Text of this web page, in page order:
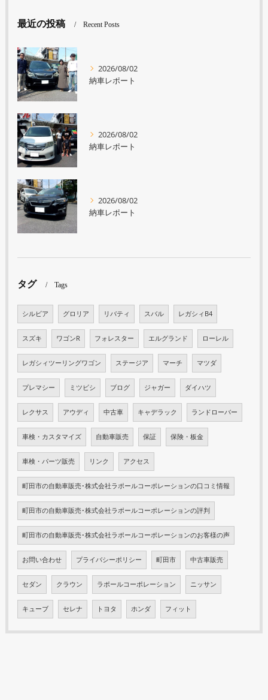
最近の投稿 Recent Posts
2026/08/02
納車レポート
2026/08/02
納車レポート
2026/08/02
納車レポート
タグ Tags
シルビア グロリア リバティ スバル レガシィB4
スズキ ワゴンR フォレスター エルグランド ローレル
レガシィツーリングワゴン ステージア マーチ マツダ
プレマシー ミツビシ ブログ ジャガー ダイハツ
レクサス アウディ 中古車 キャデラック ランドローバー
車検・カスタマイズ 自動車販売 保証 保険・板金
車検・パーツ販売 リンク アクセス
町田市の自動車販売･株式会社ラポールコーポレーションの口コミ情報
町田市の自動車販売･株式会社ラポールコーポレーションの評判
町田市の自動車販売･株式会社ラポールコーポレーションのお客様の声
お問い合わせ プライバシーポリシー 町田市 中古車販売
セダン クラウン ラポールコーポレーション ニッサン
キューブ セレナ トヨタ ホンダ フィット